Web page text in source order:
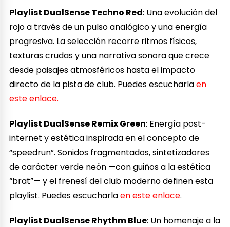
Playlist DualSense Techno Red: Una evolución del
rojo a través de un pulso analógico y una energía
progresiva. La selección recorre ritmos físicos,
texturas crudas y una narrativa sonora que crece
desde paisajes atmosféricos hasta el impacto
directo de la pista de club. Puedes escucharlaen
este enlace.
Playlist DualSense Remix Green: Energía post-
internet y estética inspirada en el concepto de
“speedrun”. Sonidos fragmentados, sintetizadores
de carácter verde neón —con guiños a la estética
“brat”— y el frenesí del club moderno definen esta
playlist. Puedes escucharlaen este enlace.
Playlist DualSense Rhythm Blue: Un homenaje a la